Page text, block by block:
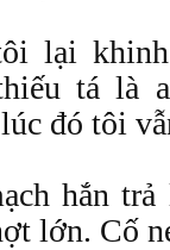
lại
tá là
đó tôi
hắn
lớn. Cố